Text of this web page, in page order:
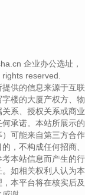
企业办公选址，
reserved.
供的信息来源于互联
楼的大厦产权方、物
系、授权关系或商业
承诺。本站所展示的
可能来自第三方合作
，不构成任何招商、
本站信息而产生的行
如相关权利人认为本
本平台将在核实后及